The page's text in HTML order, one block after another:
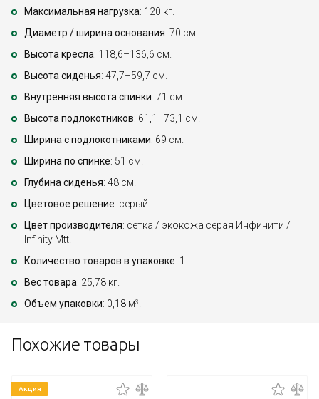
Максимальная нагрузка: 120 кг.
Диаметр / ширина основания: 70 см.
Высота кресла: 118,6–136,6 см.
Высота сиденья: 47,7–59,7 см.
Внутренняя высота спинки: 71 см.
Высота подлокотников: 61,1–73,1 см.
Ширина с подлокотниками: 69 см.
Ширина по спинке: 51 см.
Глубина сиденья: 48 см.
Цветовое решение: серый.
Цвет производителя: сетка / экокожа серая Инфинити /
Infinity Mtt.
Количество товаров в упаковке: 1.
Вес товара: 25,78 кг.
Объем упаковки: 0,18 м3
Похожие товары
Акция